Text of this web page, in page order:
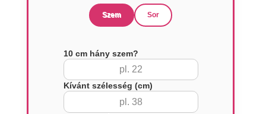
Szem Sor
10 cm hány szem?
Kívánt szélesség (cm)